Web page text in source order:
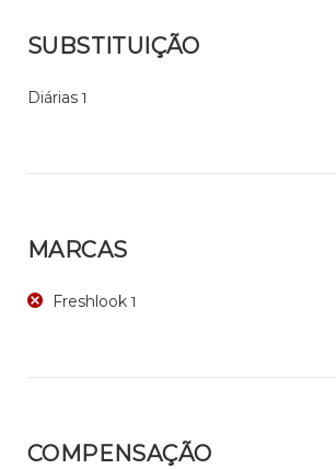
SUBSTITUIÇÃO
Diárias 1
MARCAS
Freshlook 1
COMPENSAÇÃO